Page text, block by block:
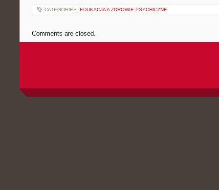
CATEGORIES: EDUKACJA A ZDROWIE PSYCHICZNE
Comments are closed.